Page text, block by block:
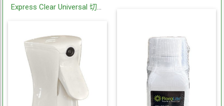
Express Clear Universal 切花